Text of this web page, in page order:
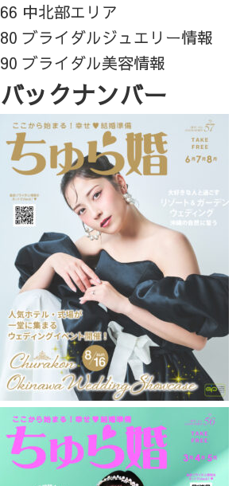
66 中北部エリア
80 ブライダルジュエリー情報
90 ブライダル美容情報
バックナンバー